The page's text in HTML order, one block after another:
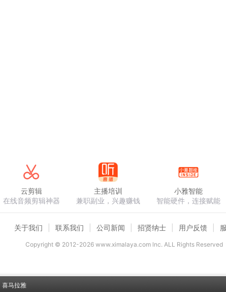
喜马拉雅
云剪辑
在线音频剪辑神器
主播培训
兼职副业，兴趣赚钱
小雅智能
智能硬件，连接赋能
关于我们 联系我们 公司新闻 招贤纳士 用户反馈
Copyright © 2012-2026www.ximalaya.com lnc. ALL Rights Reserved